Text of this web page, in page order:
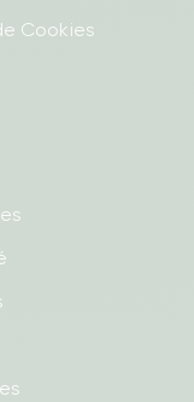
Cookies